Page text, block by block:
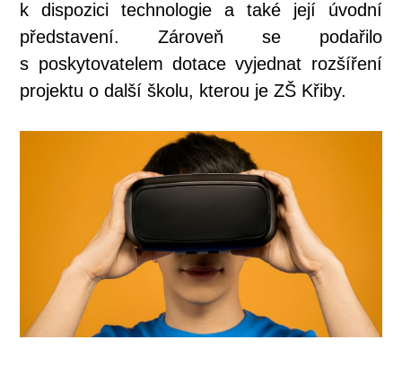
k dispozici technologie a také její úvodní
představení. Zároveň se podařilo
s poskytovatelem dotace vyjednat rozšíření
projektu o další školu, kterou je ZŠ Křiby.